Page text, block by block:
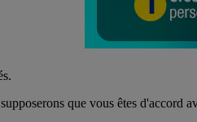
que vous êtes d'accord